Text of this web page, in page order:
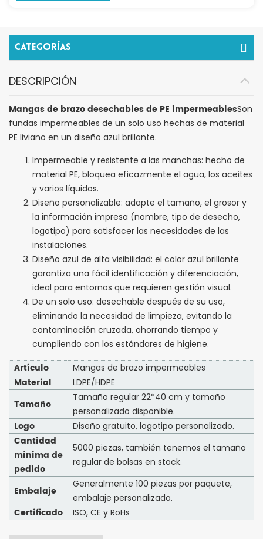
Categorías
DESCRIPCIÓN
Mangas de brazo desechables de PE impermeablesSon
fundas impermeables de un solo uso hechas de material
PE liviano en un diseño azul brillante.
Impermeable y resistente a las manchas: hecho de
material PE, bloquea eficazmente el agua, los aceites
y varios líquidos.
Diseño personalizable: adapte el tamaño, el grosor y
la información impresa (nombre, tipo de desecho,
logotipo) para satisfacer las necesidades de las
instalaciones.
Diseño azul de alta visibilidad: el color azul brillante
garantiza una fácil identificación y diferenciación,
ideal para entornos que requieren gestión visual.
De un solo uso: desechable después de su uso,
eliminando la necesidad de limpieza, evitando la
contaminación cruzada, ahorrando tiempo y
cumpliendo con los estándares de higiene.
Artículo Mangas de brazo impermeables
Material LDPE/HDPE
Tamaño
Tamaño regular 22*40 cm y tamaño
personalizado disponible.
Logo Diseño gratuito, logotipo personalizado.
Cantidad
mínima de
pedido
5000 piezas, también tenemos el tamaño
regular de bolsas en stock.
Embalaje
Generalmente 100 piezas por paquete,
embalaje personalizado.
Certificado ISO, CE y RoHs